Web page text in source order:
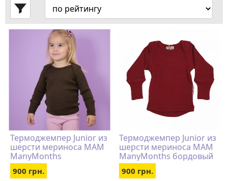
Термоджемпер Junior из
шерсти мериноса MAM
ManyMonths
коричневый
900 грн.
Термоджемпер Junior из
шерсти мериноса MAM
ManyMonths бордовый
900 грн.